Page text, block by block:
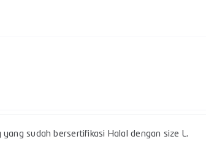
sudah bersertifikasi Halal dengan size L.